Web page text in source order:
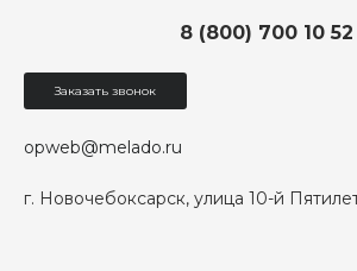
г. Новочебоксарск, улица 10-й
8 (800) 700 10 52
opweb@melado.ru
Заказать звонок